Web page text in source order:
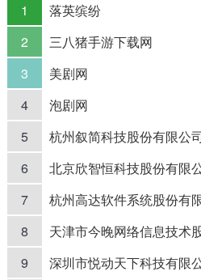
1
落英缤纷
2
三八猪手游下载网
3
美剧网
4
泡剧网
5
杭州叙简科技股份有限公
6
北京欣智恒科技股份有限
7
杭州高达软件系统股份有
8
天津市今晚网络信息技术
9
深圳市悦动天下科技有限